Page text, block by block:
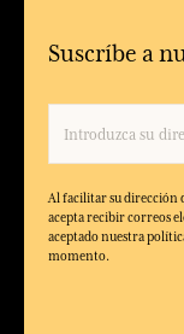
Suscríbe a
Al facilitar su dirección
acepta recibir correos
aceptado nuestra
momento.